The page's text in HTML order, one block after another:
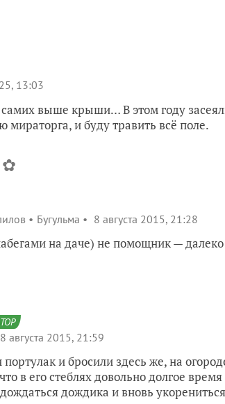
13:03
выше крыши… В этом году
мираторга, и буду травить всё поле.
✿
Бугульма 8 августа 2015, 21:28
на даче) не помощник —
8 августа 2015, 21:59
и бросили здесь же, на
в его стеблях довольно долгое
дождика и вновь